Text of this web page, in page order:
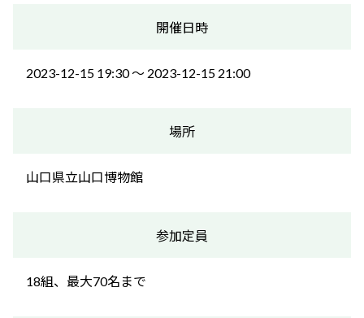
開催日時
2023-12-15 19:30 〜 2023-12-15 21:00
場所
山口県立山口博物館
参加定員
18組、最大70名まで